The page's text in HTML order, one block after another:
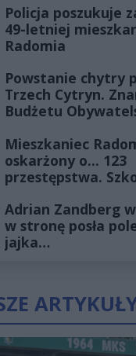
Policja poszukuje
49-letniej
Radomia
Powstanie chytry
Trzech Cytryn.
Budżetu
Mieszkaniec
oskarżony o... 123
przestępstwa.
złotych
Adrian Zandberg
w stronę posła
jajka…